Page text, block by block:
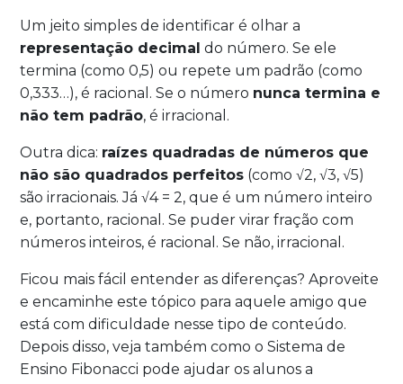
Um jeito simples de identificar é olhar a
representação decimal do número. Se ele
termina (como 0,5) ou repete um padrão (como
0,333…), é racional. Se o número nunca termina e
não tem padrão, é irracional.
Outra dica: raízes quadradas de números que
não são quadrados perfeitos (como √2, √3, √5)
são irracionais. Já √4 = 2, que é um número inteiro
e, portanto, racional. Se puder virar fração com
números inteiros, é racional. Se não, irracional.
Ficou mais fácil entender as diferenças? Aproveite
e encaminhe este tópico para aquele amigo que
está com dificuldade nesse tipo de conteúdo.
Depois disso, veja também como o Sistema de
Ensino Fibonacci pode ajudar os alunos a